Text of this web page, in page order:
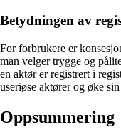
Betydningen av
For forbrukere er
man velger trygge og
en aktør er registrert i
useriøse aktører og øke
Oppsummering